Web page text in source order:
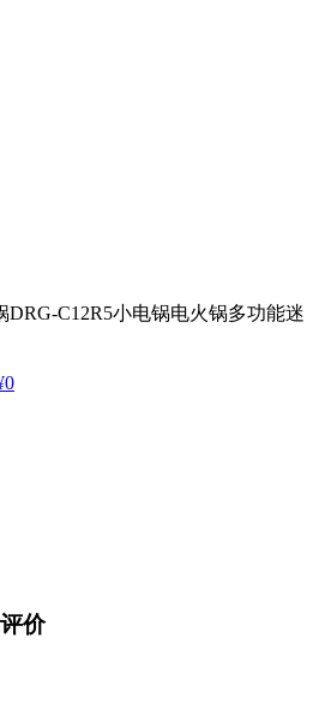
DRG-C12R5小电锅电火锅多功能迷
价